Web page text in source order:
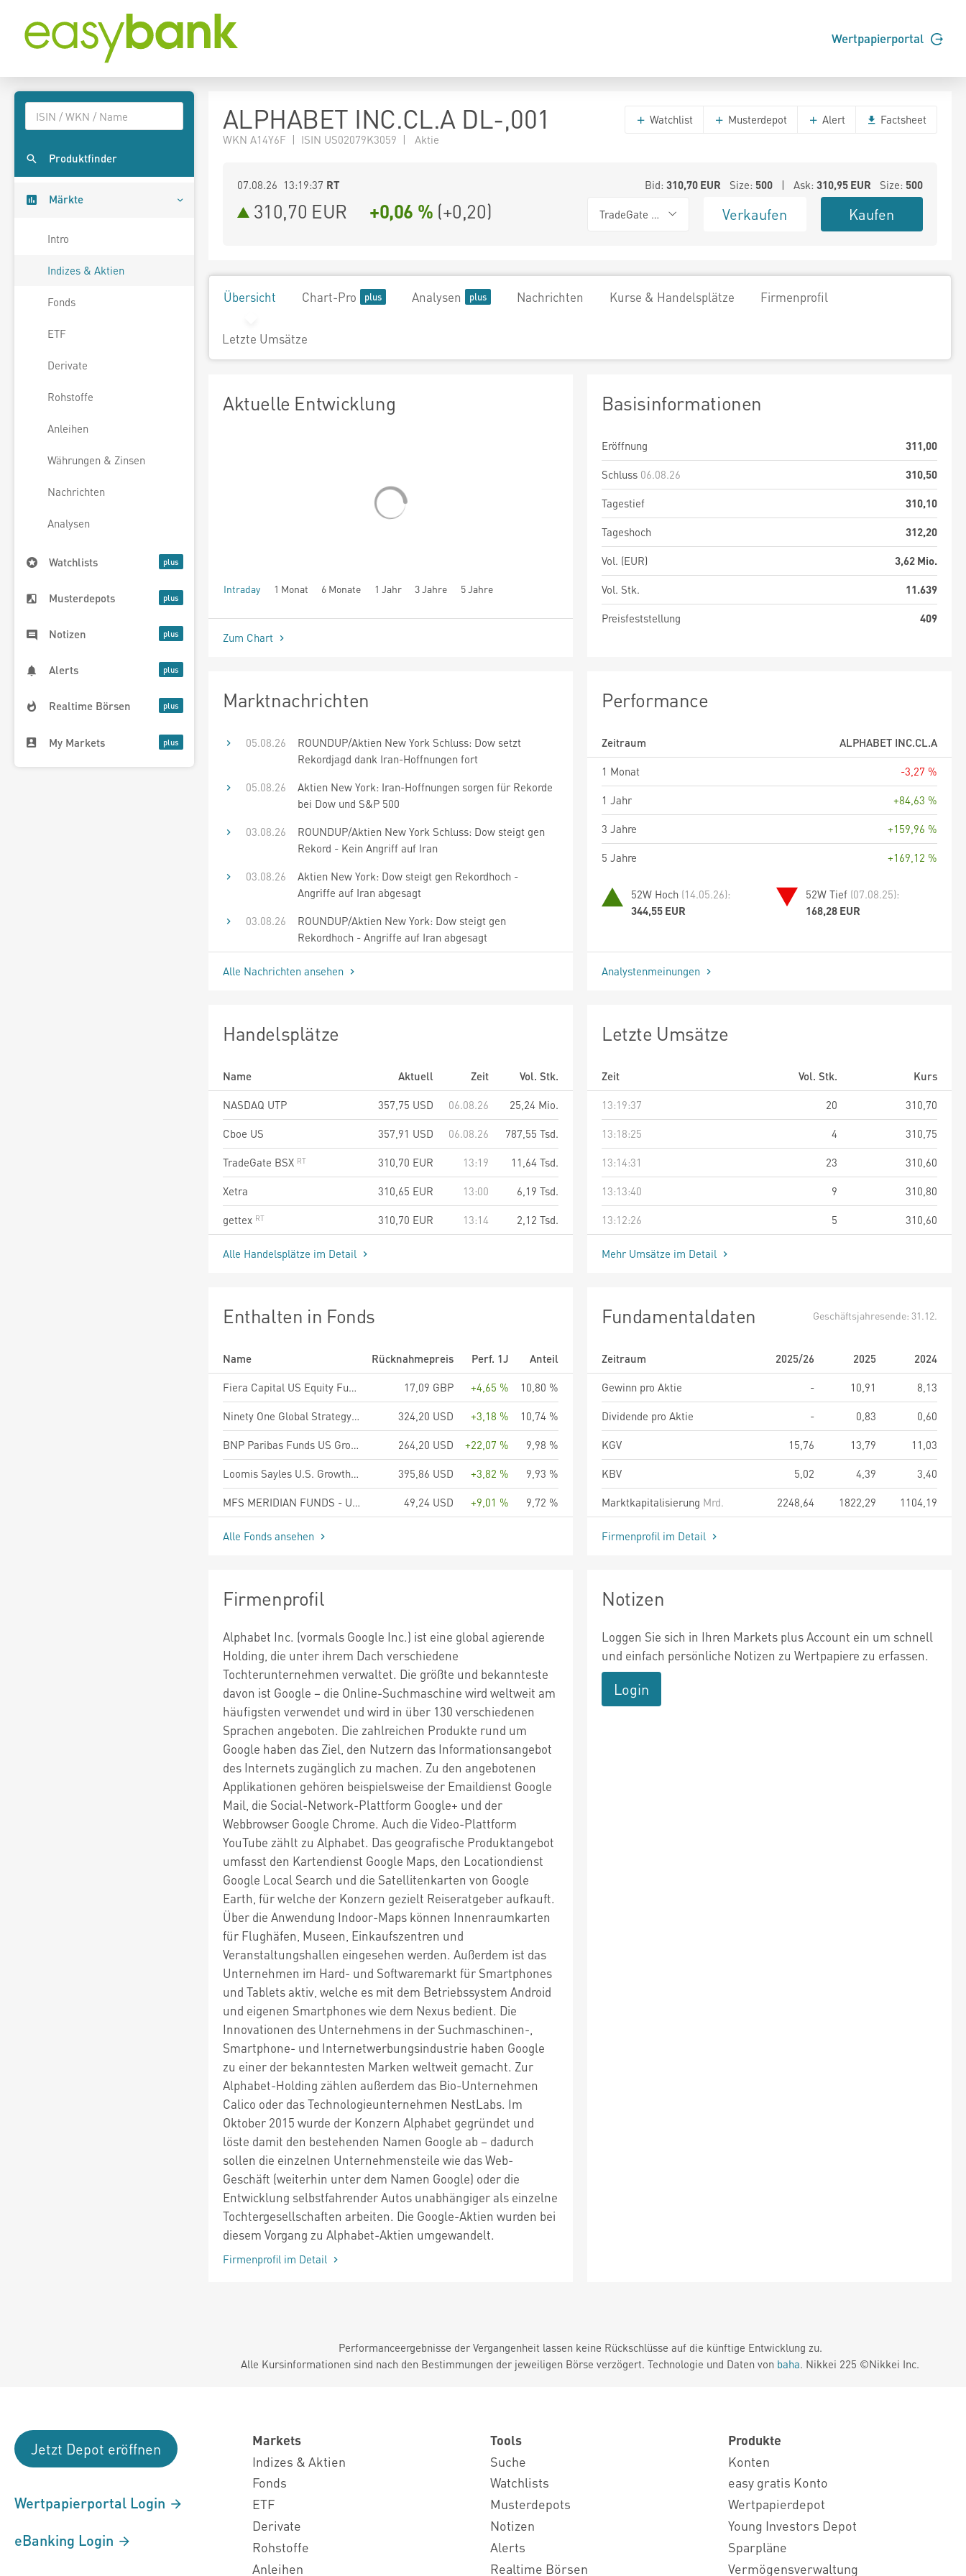
Wertpapierportal
Produktfinder
Märkte
Intro
Indizes & Aktien
Fonds
ETF
Derivate
Rohstoffe
Anleihen
Währungen & Zinsen
Nachrichten
Analysen
Watchlists
Musterdepots
Notizen
Alerts
Realtime Börsen
My Markets
ALPHABET INC.CL.A DL-,001
WKN A14Y6F | ISIN US02079K3059 | Aktie
Watchlist Musterdepot Alert Factsheet
07.08.26 13:19:37 RT Bid: 310,70EUR Size: 500| Ask: 310,95EUR Size: 500
310,70 EUR +0,06 % (+0,20) TradeGate BSX Verkaufen Kaufen
Übersicht Chart-Pro Analysen Nachrichten Kurse & Handelsplätze Firmenprofil
Letzte Umsätze
Aktuelle Entwicklung
Intraday 1 Monat 6 Monate 1 Jahr 3 Jahre 5 Jahre
seit Beginn
Zum Chart
Basisinformationen
Eröffnung
311,00
Schluss 06.08.26
310,50
Tagestief
310,10
Tageshoch
312,20
Vol. (EUR)
3,62 Mio.
Vol. Stk.
11.639
Preisfeststellung
409
Marktnachrichten
05.08.26
ROUNDUP/Aktien New York Schluss: Dow setzt
Rekordjagd dank Iran-Hoffnungen fort
05.08.26
Aktien New York: Iran-Hoffnungen sorgen für Rekorde
bei Dow und S&P 500
03.08.26
ROUNDUP/Aktien New York Schluss: Dow steigt gen
Rekord - Kein Angriff auf Iran
03.08.26
Aktien New York: Dow steigt gen Rekordhoch -
Angriffe auf Iran abgesagt
03.08.26
ROUNDUP/Aktien New York: Dow steigt gen
Rekordhoch - Angriffe auf Iran abgesagt
Alle Nachrichten ansehen
Performance
Zeitraum
ALPHABET INC.CL.A
1 Monat
-3,27 %
1 Jahr
+84,63 %
3 Jahre
+159,96 %
5 Jahre
+169,12 %
52W Hoch (14.05.26):
344,55 EUR
52W Tief (07.08.25):
168,28 EUR
Analystenmeinungen
Handelsplätze
Name Aktuell Zeit
Vol. Stk.
NASDAQ UTP
357,75 USD 06.08.26
25,24 Mio.
Cboe US
357,91 USD 06.08.26
787,55 Tsd.
TradeGate BSX
310,70 EUR 13:19
11,64 Tsd.
Xetra
310,65 EUR 13:00
6,19 Tsd.
gettex
310,70 EUR 13:14 2,12 Tsd.
Alle Handelsplätze im Detail
Letzte Umsätze
Zeit Vol. Stk.
Kurs
13:19:37
20
310,70
13:18:25
4
310,75
13:14:31
23
310,60
13:13:40
9
310,80
13:12:26
5 310,60
Mehr Umsätze im Detail
Enthalten in Fonds
Name Rücknahmepreis Perf. 1J
Anteil
Fiera Capital US Equity Fund - R Class Shares
17,09 GBP +4,65 %
10,80 %
Ninety One Global Strategy Fund - American Franchise Fund A Inc USD
324,20 USD +3,18 %
10,74 %
BNP Paribas Funds US Growth Classic Capitalisation
264,20 USD +22,07 %
9,98 %
Loomis Sayles U.S. Growth Equity Fund R/A (USD)
395,86 USD +3,82 %
9,93 %
MFS MERIDIAN FUNDS - U.S. CONCENTRATED GROWTH FUND - Klasse A1 USD
49,24 USD +9,01 % 9,72 %
Alle Fonds ansehen
Fundamentaldaten Geschäftsjahresende: 31.12.
Zeitraum 2025/26 2025
2024
Gewinn pro Aktie
- 10,91
8,13
Dividende pro Aktie
- 0,83
0,60
KGV
15,76 13,79
11,03
KBV
5,02 4,39
3,40
Marktkapitalisierung Mrd. 2248,64 1822,29 1104,19
Firmenprofil im Detail
Firmenprofil
Alphabet Inc. (vormals Google Inc.) ist eine global agierende
Holding, die unter ihrem Dach verschiedene
Tochterunternehmen verwaltet. Die größte und bekannteste
davon ist Google – die Online-Suchmaschine wird weltweit am
häufigsten verwendet und wird in über 130 verschiedenen
Sprachen angeboten. Die zahlreichen Produkte rund um
Google haben das Ziel, den Nutzern das Informationsangebot
des Internets zugänglich zu machen. Zu den angebotenen
Applikationen gehören beispielsweise der Emaildienst Google
Mail, die Social-Network-Plattform Google+ und der
Webbrowser Google Chrome. Auch die Video-Plattform
YouTube zählt zu Alphabet. Das geografische Produktangebot
umfasst den Kartendienst Google Maps, den Locationdienst
Google Local Search und die Satellitenkarten von Google
Earth, für welche der Konzern gezielt Reiseratgeber aufkauft.
Über die Anwendung Indoor-Maps können Innenraumkarten
für Flughäfen, Museen, Einkaufszentren und
Veranstaltungshallen eingesehen werden. Außerdem ist das
Unternehmen im Hard- und Softwaremarkt für Smartphones
und Tablets aktiv, welche es mit dem Betriebssystem Android
und eigenen Smartphones wie dem Nexus bedient. Die
Innovationen des Unternehmens in der Suchmaschinen-,
Smartphone- und Internetwerbungsindustrie haben Google
zu einer der bekanntesten Marken weltweit gemacht. Zur
Alphabet-Holding zählen außerdem das Bio-Unternehmen
Calico oder das Technologieunternehmen NestLabs. Im
Oktober 2015 wurde der Konzern Alphabet gegründet und
löste damit den bestehenden Namen Google ab – dadurch
sollen die einzelnen Unternehmensteile wie das Web-
Geschäft (weiterhin unter dem Namen Google) oder die
Entwicklung selbstfahrender Autos unabhängiger als einzelne
Tochtergesellschaften arbeiten. Die Google-Aktien wurden bei
diesem Vorgang zu Alphabet-Aktien umgewandelt.
Firmenprofil im Detail
Notizen
Loggen Sie sich in Ihren Markets plus Account ein um schnell
und einfach persönliche Notizen zu Wertpapiere zu erfassen.
Login
Performanceergebnisse der Vergangenheit lassen keine Rückschlüsse auf die künftige Entwicklung zu.
Alle Kursinformationen sind nach den Bestimmungen der jeweiligen Börse verzögert. Technologie und Daten von baha. Nikkei 225 ©Nikkei Inc.
Jetzt Depot eröffnen
Wertpapierportal Login
eBanking Login
Markets
Indizes & Aktien
Fonds
ETF
Derivate
Rohstoffe
Anleihen
Tools
Suche
Watchlists
Musterdepots
Notizen
Alerts
Realtime Börsen
Produkte
Konten
easy gratis Konto
Wertpapierdepot
Young Investors Depot
Sparpläne
Vermögensverwaltung